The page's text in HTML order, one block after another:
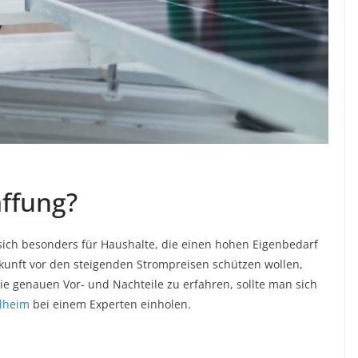
besonders für Haushalte, die einen hohen Eigenbedarf
vor den steigenden Strompreisen schützen wollen,
genauen Vor- und Nachteile zu erfahren, sollte man sich
bei einem Experten einholen.